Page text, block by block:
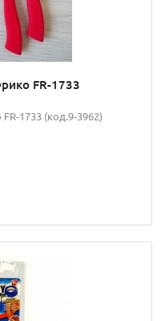
FR-1733
1733 (код.9-3962)